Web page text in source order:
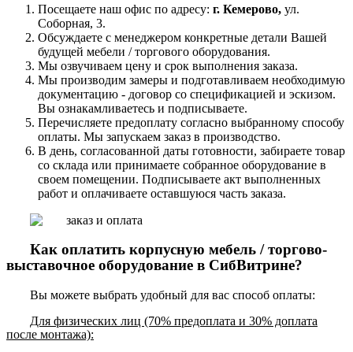
Посещаете наш офис по адресу: г. Кемерово, ул.
Соборная, 3.
Обсуждаете с менеджером конкретные детали Вашей
будущей мебели / торгового оборудования.
Мы озвучиваем цену и срок выполнения заказа.
Мы производим замеры и подготавливаем необходимую
документацию - договор со спецификацией и эскизом.
Вы ознакамливаетесь и подписываете.
Перечисляете предоплату согласно выбранному способу
оплаты. Мы запускаем заказ в производство.
В день, согласованной даты готовности, забираете товар
со склада или принимаете собранное оборудование в
своем помещении. Подписываете акт выполненных
работ и оплачиваете оставшуюся часть заказа.
Как оплатить корпусную мебель / торгово-
выставочное оборудование в СибВитрине?
Вы можете выбрать удобный для вас способ оплаты:
Для физических лиц (70% предоплата и 30% доплата
после монтажа):